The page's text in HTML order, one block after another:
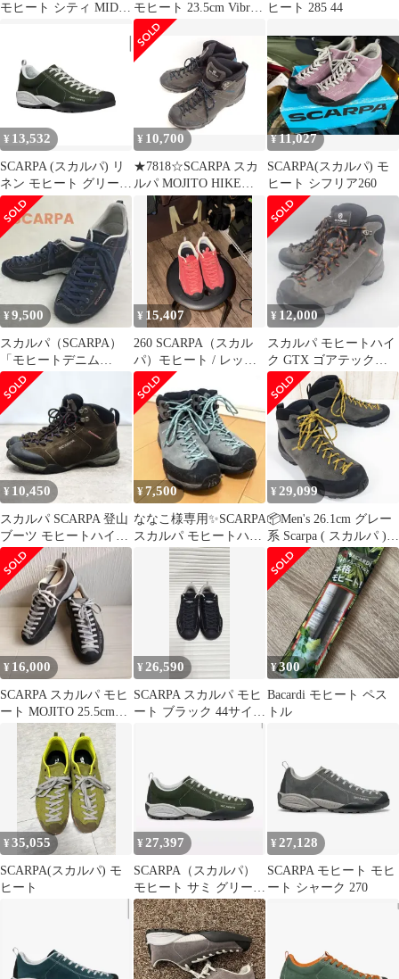
モヒート シティ MID
モヒート 23.5cm Vibram
スエード
ヒート 285 44
¥ 13,532
SCARPA (スカルパ) リ
ネン モヒート グリーン
240
¥ 10,700
★7818☆SCARPA スカ
ルパ MOJITO HIKE
GTX モヒートハイク
GTX トレッキングシュ
ーズ ブーツ 43
¥11,027
SCARPA(スカルパ) モ
ヒート シフリア260
¥9,500
スカルパ（SCARPA）
「モヒートデニム
（Mojito Denim）
¥ 15,407
260 SCARPA（スカル
パ）モヒート / レッド
ハイビスカス
¥ 12,000
スカルパ モヒートハイ
ク GTX ゴアテックス
トレッキング 36 23cm
¥ 10,450
スカルパ SCARPA 登山
ブーツ モヒートハイク
GTX ゴアテックス GO
¥7,500
ななこ様専用✨SCARPA
スカルパ モヒートハイ
クGTX ゴアテックス39
¥ 29,099
📦️Men's 26.1cm グレー
系 Scarpa ( スカルパ )
モヒート ハイク ゴアテ
ックス Mojito Hike Gtx
ハイカットシューズ モ
ジト SC22050 Men's
Titanium ハイキングシ
ューズ フットウェア
¥ 16,000
SCARPA スカルパ モヒ
ート MOJITO 25.5cm
EU40 グレー
¥ 26,590
SCARPA スカルパ モヒ
ート ブラック 44サイズ
¥300
Bacardi モヒート ペス
トル
¥35,055
SCARPA(スカルパ) モ
ヒート
¥27,397
SCARPA（スカルパ）
モヒート サミ グリーン
43 280 新品
¥ 27,128
SCARPA モヒート モヒ
ート シャーク 270